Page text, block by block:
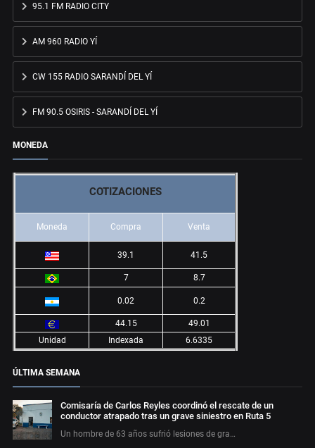
95.1 FM RADIO CITY
AM 960 RADIO YÍ
CW 155 RADIO SARANDÍ DEL YÍ
FM 90.5 OSIRIS - SARANDÍ DEL YÍ
MONEDA
COTIZACIONES
Moneda Compra Venta
39.1 41.5
7 8.7
0.02 0.2
44.15
49.01
Unidad
Indexada 6.6335
ÚLTIMA SEMANA
Comisaría de Carlos Reyles coordinó el rescate de un
conductor atrapado tras un grave siniestro en Ruta 5
Un hombre de 63 años sufrió lesiones de gra…